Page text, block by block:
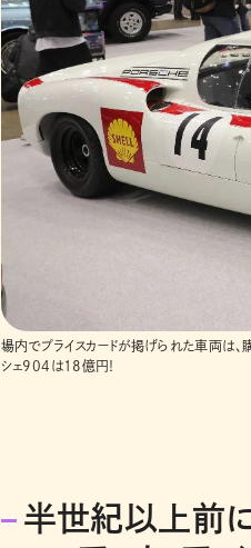
場内でプライスカードが掲げられた車両
シェ904は18億円！
半世紀以上前